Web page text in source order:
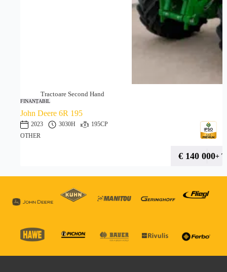
Tractoare Second Hand
FINANȚABIL
John Deere 6R 195
2023 3030H
195CP
OTHER
€ 140 000+